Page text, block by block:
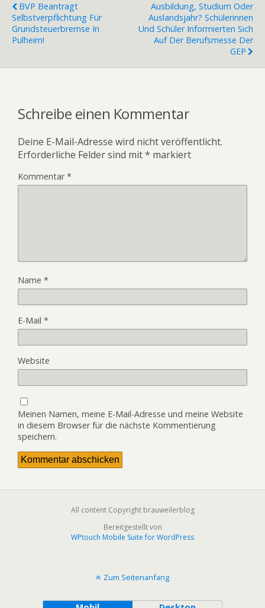
BVP Beantragt
Selbstverpflichtung Für
Grundsteuerbremse In
Pulheim!
Ausbildung, Studium Oder
Auslandsjahr? Schülerinnen
Und Schüler Informierten Sich
Auf Der Berufsmesse Der
GEP
Schreibe einen Kommentar
Deine E-Mail-Adresse wird nicht veröffentlicht.
Erforderliche Felder sind mit* markiert
Kommentar*
Name *
E-Mail *
Website
Meinen Namen, meine E-Mail-Adresse und meine Website
in diesem Browser für die nächste Kommentierung
speichern.
All content Copyright brauweilerblog
Bereitgestellt von
WPtouch Mobile Suite for WordPress
Zum Seitenanfang